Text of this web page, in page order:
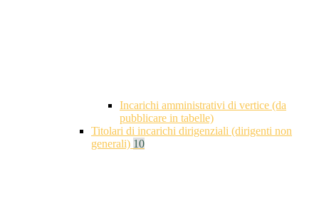
Incarichi amministrativi di vertice (da
pubblicare in tabelle)
Titolari di incarichi dirigenziali (dirigenti non
generali) 10